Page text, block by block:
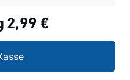
2,99 €